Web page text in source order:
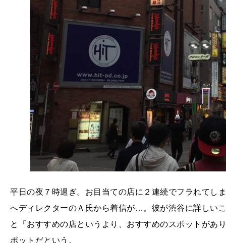
平日の夜７時過ぎ。お目当ての店に２連続でフラれて
へディレクターのＡ氏から着信が…。彼が渋谷に詳しい
と「おすすめの店というより、おすすめのスポットがあ
ポットだという。